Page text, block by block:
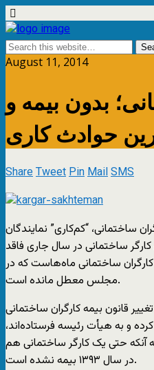
August 11, 2014
بدون بیمه و
حوادث کاری
ShareTweetPinMailSMS
ساختمانی، “کم‌کاری” نمایندگان
ساختمانی در سال جاری فاقد
ساختمانی ماه‌هاست که در
مجلس معطل مانده است.
قانون بیمه کارگران ساختمانی
و به هیأت رئیسه فرستاده‌اند،
آنکه حتی یک کارگر ساختمانی هم
در سال ۱۳۹۳ بیمه نشده است.